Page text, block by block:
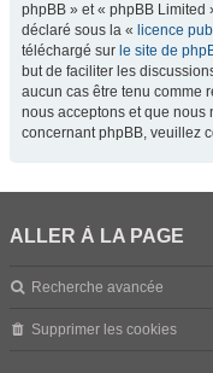
phpBB » et « phpBB
déclaré sous la « licence
téléchargé sur le site de
but de faciliter les
aucun cas être tenu comme
nous acceptons et que nous
concernant phpBB, veuillez
ALLER À LA PAGE
Recherche avancée
Supprimer les cookies